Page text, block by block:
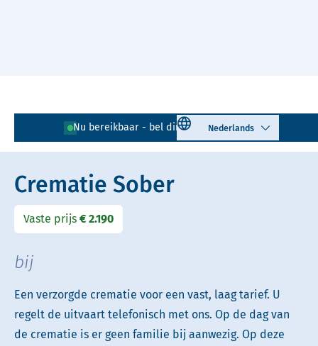
Nu bereikbaar - bel direct! 010 - 268 05 85
Select language
Lees voor Uitleg woorden
Simpele tekst
Crematie Sober
Vaste prijs € 2.190
bij
Een verzorgde crematie voor een vast, laag tarief. U
regelt de uitvaart telefonisch met ons. Op de dag van
de crematie is er geen familie bij aanwezig. Op deze